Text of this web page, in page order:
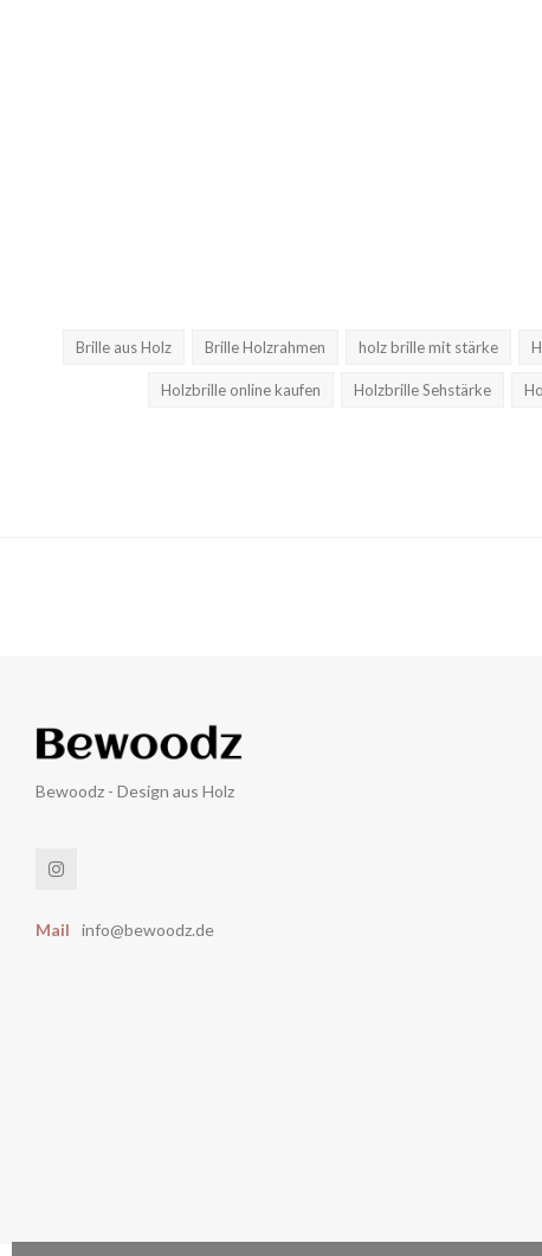
Brille aus Holz Brille Holzrahmen holz brille mit stärke
Holzbrille online kaufen Holzbrille Sehstärke
Bewoodz - Design aus Holz
Mail info@bewoodz.de